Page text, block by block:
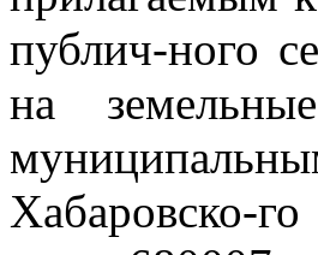
публич-ного
на
Хабаровско-